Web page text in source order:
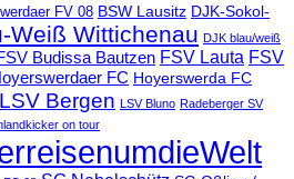
FV 08 BSW Lausitz DJK-Sokol-
Weiß Wittichenau DJK blau/weiß
Budissa Bautzen FSV Lauta FSV
FC Hoyerswerda FC
LSV Bergen LSV Bluno Radeberger SV
on tour